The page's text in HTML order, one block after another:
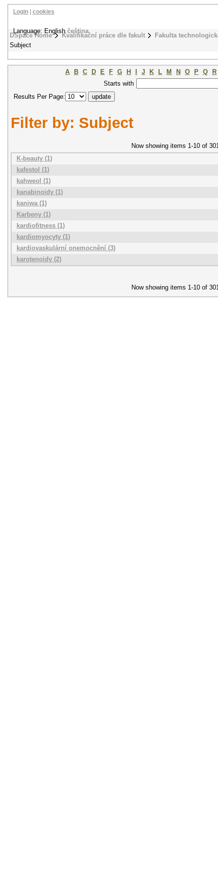
DSpace Home Kvalifikační práce dle fakult
Fakulta
Subject
Login cookies
Language: Englishčeština
A B C D E F G H J K L M N O P Q
R
Starts with
Results Per Page:
Filter by: Subject
Now showing items 1-10 of
K-beauty (1)
kafestol (1)
kahweol (1)
kanabinoidy (1)
kaniwa (1)
Karbeny (1)
kardiofitness (1)
kardiomyocyty (1)
kardiovaskulární onemocnění (3)
karotenoidy (2)
Now showing items 1-10 of